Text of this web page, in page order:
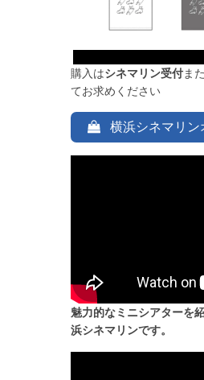
購入はシネマリン受付ま
てお求めください
横浜シネマリ
魅力的なミニシアターを
浜シネマリンです。